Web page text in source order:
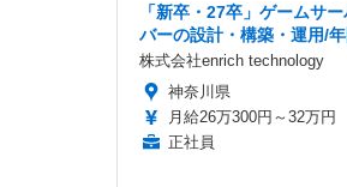
「新卒・27卒」ゲームサ
バーの設計・構築・運用/
株式会社enrich technology
神奈川県
月給26万300円～32万円
正社員